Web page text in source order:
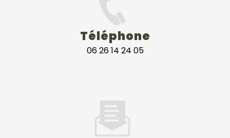
Téléphone
06 26 14 24 05